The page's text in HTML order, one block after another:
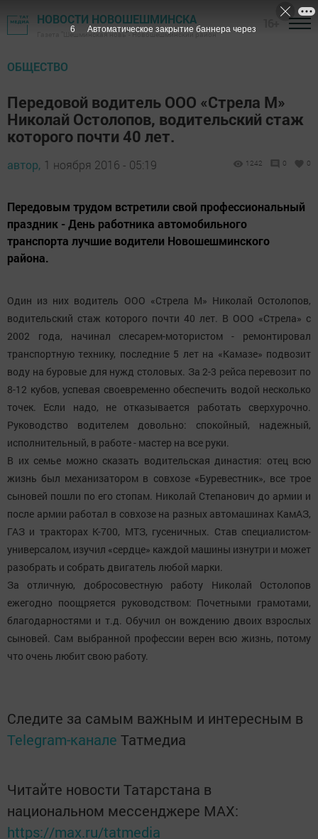
НОВОСТИ НОВОШЕШМИНСКА
Газета "Шешминская новь" - Новошешминский район
ОБЩЕСТВО
Передовой водитель ООО «Стрела М»
Николай Остолопов, водительский стаж
которого почти 40 лет.
автор, 1 ноября 2016 - 05:19 1242 0 0
Передовым трудом встретили свой профессиональный
праздник - День работника автомобильного
транспорта лучшие водители Новошешминского
района.
Один из них водитель ООО «Стрела М» Николай Остолопов,
водительский стаж которого почти 40 лет. В ООО «Стрела» с
2002 года, начинал слесарем-мотористом - ремонтировал
транспортную технику, последние 5 лет на «Камазе» подвозит
воду на буровые для нужд столовых. За 2-3 рейса перевозит по
8-12 кубов, успевая своевременно обеспечить водой несколько
точек. Если надо, не отказывается работать сверхурочно.
Руководство водителем довольно: спокойный, надежный,
исполнительный, в работе - мастер на все руки.
В их семье можно сказать водительская династия: отец всю
жизнь был механизатором в совхозе «Буревестник», все трое
сыновей пошли по его стопам. Николай Степанович до армии и
после армии работал в совхозе на разных автомашинах КамАЗ,
ГАЗ и тракторах К-700, МТЗ, гусеничных. Став специалистом-
универсалом, изучил «сердце» каждой машины изнутри и может
разобрать и собрать двигатель любой марки.
За отличную, добросовестную работу Николай Остолопов
ежегодно поощряется руководством: Почетными грамотами,
благодарностями и т.д. Обучил он вождению двоих взрослых
сыновей. Сам выбранной профессии верен всю жизнь, потому
что очень любит свою работу.
Следите за самым важным и интересным в
Telegram-канале Татмедиа
Читайте новости Татарстана в
национальном мессенджере MАХ:
https://max.ru/tatmedia
5 Автоматическое закрытие баннера через